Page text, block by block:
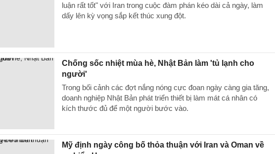
luận rất tốt" với Iran trong cuộc đàm phán kéo dài cả ngày, làm
dấy lên kỳ vọng sắp kết thúc xung đột.
Chống sốc nhiệt mùa hè, Nhật Bản làm 'tủ lạnh cho
người'
Trong bối cảnh các đợt nắng nóng cực đoan ngày càng gia tăng,
doanh nghiệp Nhật Bản phát triển thiết bị làm mát cá nhân có
kích thước đủ để một người bước vào.
Mỹ định ngày công bố thỏa thuận với Iran và Oman về